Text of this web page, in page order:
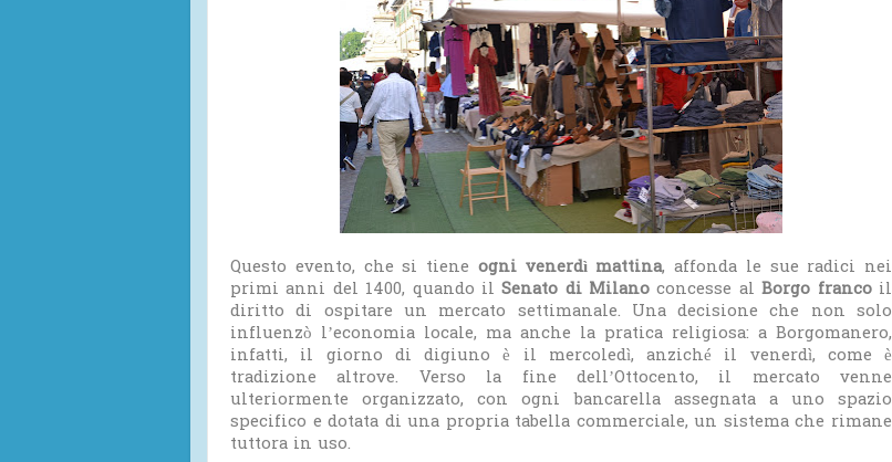
Questo evento, che si tiene ogni venerdì mattina, affonda le sue radici nei
primi anni del 1400, quando ilSenato di Milano concesse alBorgo francoil
diritto di ospitare un mercato settimanale. Una decisione che non solo
influenzò l’economia locale, ma anche la pratica religiosa: a Borgomanero,
infatti, il giorno di digiuno è il mercoledì, anziché il venerdì, come è
tradizione altrove. Verso la fine dell’Ottocento, il mercato venne
ulteriormente organizzato, con ogni bancarella assegnata a uno spazio
specifico e dotata di una propria tabella commerciale, un sistema che rimane
tuttora in uso.